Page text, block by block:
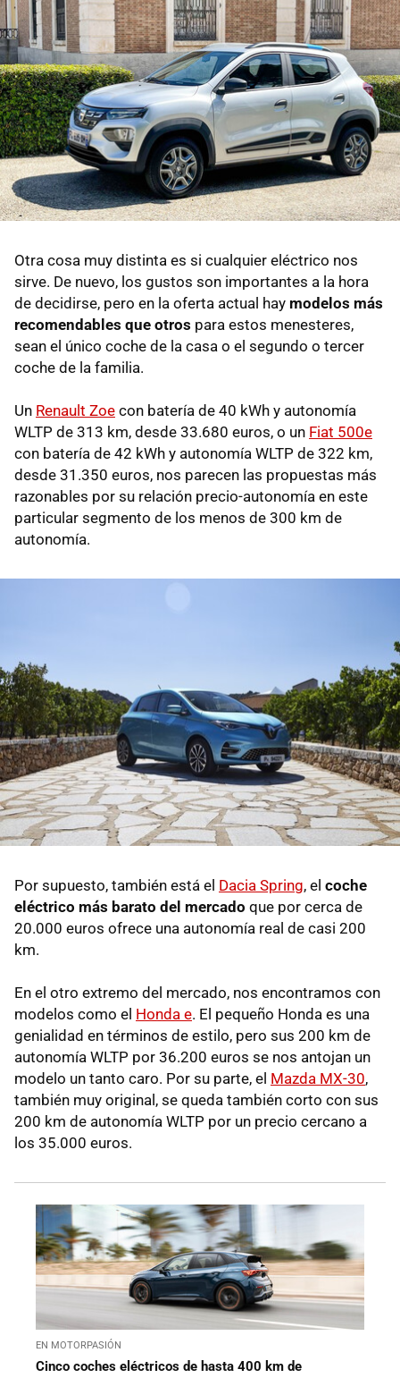
Otra cosa muy distinta es si cualquier eléctrico nos
sirve. De nuevo, los gustos son importantes a la hora
de decidirse, pero en la oferta actual hay modelos más
recomendables que otros para estos menesteres,
sean el único coche de la casa o el segundo o tercer
coche de la familia.
Un Renault Zoe con batería de 40 kWh y autonomía
WLTP de 313 km, desde 33.680 euros, o un Fiat 500e
con batería de 42 kWh y autonomía WLTP de 322 km,
desde 31.350 euros, nos parecen las propuestas más
razonables por su relación precio-autonomía en este
particular segmento de los menos de 300 km de
autonomía.
Por supuesto, también está el Dacia Spring, el coche
eléctrico más barato del mercado que por cerca de
20.000 euros ofrece una autonomía real de casi 200
km.
En el otro extremo del mercado, nos encontramos con
modelos como el Honda e. El pequeño Honda es una
genialidad en términos de estilo, pero sus 200 km de
autonomía WLTP por 36.200 euros se nos antojan un
modelo un tanto caro. Por su parte, el Mazda MX-30,
también muy original, se queda también corto con sus
200 km de autonomía WLTP por un precio cercano a
los 35.000 euros.
EN MOTORPASIÓN
Cinco coches eléctricos de hasta 400 km de